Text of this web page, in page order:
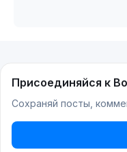
Присоединяйся к
Сохраняй посты,